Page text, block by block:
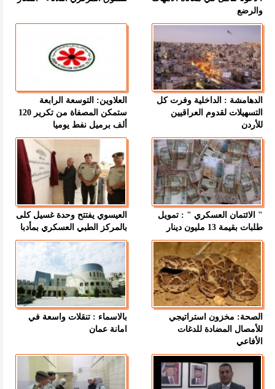
والرضع
الدهامشة : الداخلية وفرت كل
التسهيلات لقدوم العراقيين
للأردن
العلاوين: التوسعة الرابعة
ستمكن المصفاة من تكرير 120
ألف برميل نفط يوميا
" الائتمان العسكري " : تمويل
طلبات بقيمة 13 مليون دينار
العيسوي يفتتح وحدة غسيل كلى
بالمركز الطبي العسكري بمأدبا
الصحة: مخزون استراتيجي
للأمصال المضادة للدغات
الأفاعي
بالاسماء : تنقلات واسعة في
امانة عمان